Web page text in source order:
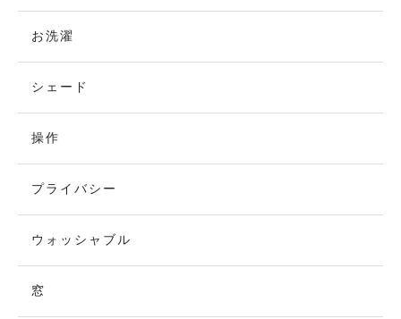
お洗濯
シェード
操作
プライバシー
ウォッシャブル
窓